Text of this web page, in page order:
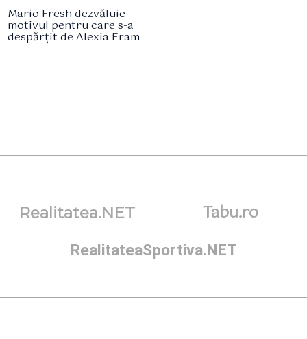
Mario Fresh dezvăluie
motivul pentru care s-a
despărțit de Alexia Eram
Realitatea.NET Tabu.ro
RealitateaSportiva.NET